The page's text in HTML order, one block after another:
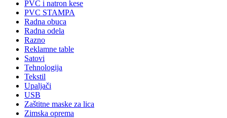
PVC i natron kese
PVC STAMPA
Radna obuca
Radna odela
Razno
Reklamne table
Satovi
Tehnologija
Tekstil
Upaljači
USB
Zaštitne maske za lica
Zimska oprema